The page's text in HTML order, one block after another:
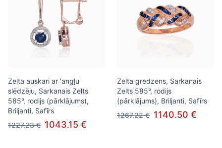
Zelta auskari ar 'angļu'
slēdzēju, Sarkanais Zelts
585°, rodijs (pārklājums),
Briljanti, Safīrs
1227.23 € 1043.15 €
Zelta gredzens, Sarkanais
Zelts 585°, rodijs
(pārklājums), Briljanti, Safīrs
1267.22 € 1140.50 €